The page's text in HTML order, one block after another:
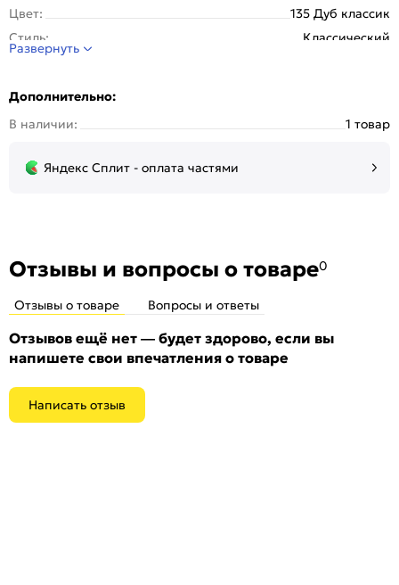
Цвет:
135 Дуб классик
Стиль:
Классический
Развернуть
Дополнительно:
В наличии:
1 товар
Яндекс Сплит - оплата частями
Отзывы и вопросы о товаре0
Отзывы о товаре Вопросы и ответы
Отзывов ещё нет — будет здорово, если вы
напишете свои впечатления о товаре
Написать отзыв